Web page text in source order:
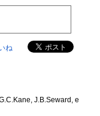
ね
J.B.Seward, e